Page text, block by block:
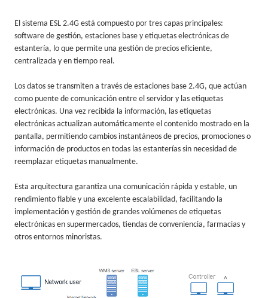
El sistema ESL 2.4G está compuesto por tres capas principales:
software de gestión, estaciones base y etiquetas electrónicas de
estantería, lo que permite una gestión de precios eficiente,
centralizada y en tiempo real.
Los datos se transmiten a través de estaciones base 2.4G, que actúan
como puente de comunicación entre el servidor y las etiquetas
electrónicas. Una vez recibida la información, las etiquetas
electrónicas actualizan automáticamente el contenido mostrado en la
pantalla, permitiendo cambios instantáneos de precios, promociones o
información de productos en todas las estanterías sin necesidad de
reemplazar etiquetas manualmente.
Esta arquitectura garantiza una comunicación rápida y estable, un
rendimiento fiable y una excelente escalabilidad, facilitando la
implementación y gestión de grandes volúmenes de etiquetas
electrónicas en supermercados, tiendas de conveniencia, farmacias y
otros entornos minoristas.